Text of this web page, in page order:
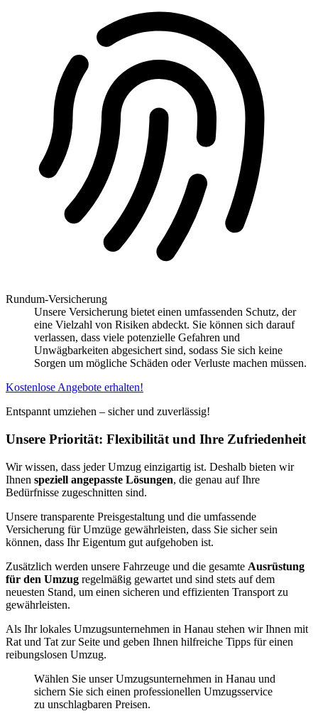
Rundum-Versicherung
Unsere Versicherung bietet einen umfassenden Schutz, der
eine Vielzahl von Risiken abdeckt. Sie können sich darauf
verlassen, dass viele potenzielle Gefahren und
Unwägbarkeiten abgesichert sind, sodass Sie sich keine
Sorgen um mögliche Schäden oder Verluste machen müssen.
Kostenlose Angebote erhalten!
Entspannt umziehen – sicher und zuverlässig!
Unsere Priorität: Flexibilität und Ihre Zufriedenheit
Wir wissen, dass jeder Umzug einzigartig ist. Deshalb bieten wir
Ihnen speziell angepasste Lösungen, die genau auf Ihre
Bedürfnisse zugeschnitten sind.
Unsere transparente Preisgestaltung und die umfassende
Versicherung für Umzüge gewährleisten, dass Sie sicher sein
können, dass Ihr Eigentum gut aufgehoben ist.
Zusätzlich werden unsere Fahrzeuge und die gesamte Ausrüstung
für den Umzug regelmäßig gewartet und sind stets auf dem
neuesten Stand, um einen sicheren und effizienten Transport zu
gewährleisten.
Als Ihr lokales Umzugsunternehmen in Hanau stehen wir Ihnen mit
Rat und Tat zur Seite und geben Ihnen hilfreiche Tipps für einen
reibungslosen Umzug.
Wählen Sie unser Umzugsunternehmen in Hanau und
sichern Sie sich einen professionellen Umzugsservice
zu unschlagbaren Preisen.